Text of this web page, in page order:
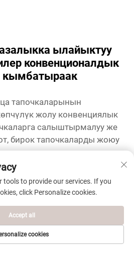
ылайыктуу
конвенционалдык
кымбатыраак
тапочкаларынын
жолу конвенциялык
салыштырмалуу же
бирок тапочкаларды жоюу
логистикалык
чөп таштоого
баасы эсепке
баасы көпчүлүк
оптово каналдар
сатып алганда, көпчүлүк
ЭЛЕКТРОНДУК
tools to provide our services. If you
click Personalize cookies.
cookies
Accept all